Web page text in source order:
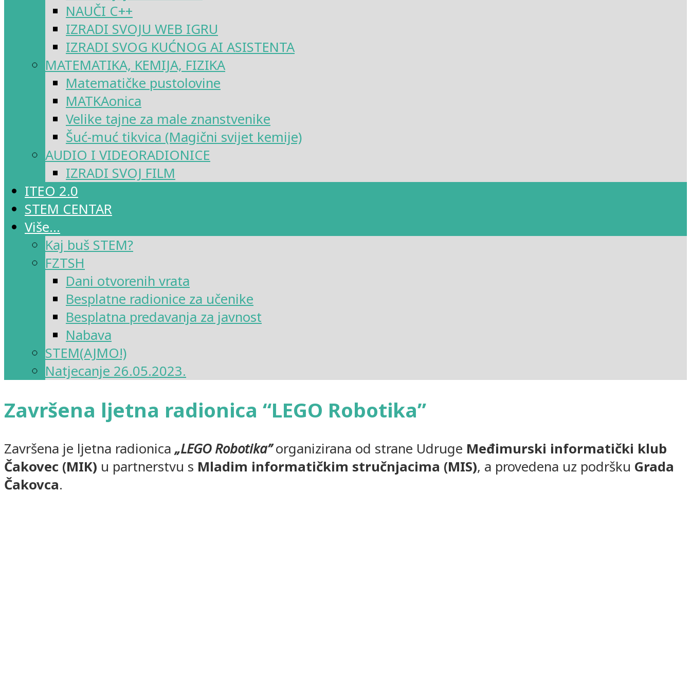
NAUČI C++
IZRADI SVOJU WEB IGRU
IZRADI SVOG KUĆNOG AI ASISTENTA
MATEMATIKA, KEMIJA, FIZIKA
Matematičke pustolovine
MATKAonica
Velike tajne za male znanstvenike
Šuć-muć tikvica (Magični svijet kemije)
AUDIO I VIDEORADIONICE
IZRADI SVOJ FILM
ITEO 2.0
STEM CENTAR
Više…
Kaj buš STEM?
FZTSH
Dani otvorenih vrata
Besplatne radionice za učenike
Besplatna predavanja za javnost
Nabava
STEM(AJMO!)
Natjecanje 26.05.2023.
Završena ljetna radionica “LEGO Robotika”
Završena je ljetna radionica „LEGO Robotika”organizirana od strane Udruge Međimurski informatički klub
Čakovec (MIK) u partnerstvu s Mladim informatičkim stručnjacima (MIS), a provedena uz podršku Grada
Čakovca.